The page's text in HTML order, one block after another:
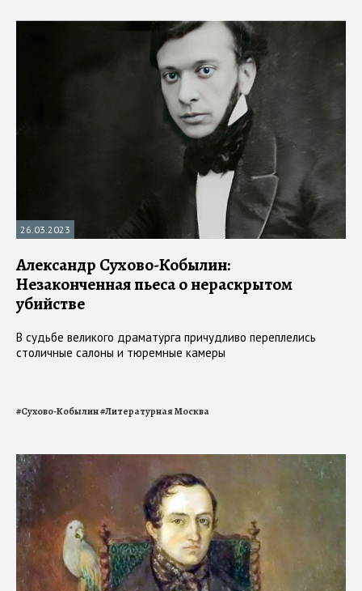
26.03.2023
Александр Сухово-Кобылин:
Незаконченная пьеса о нераскрытом
убийстве
В судьбе великого драматурга причудливо переплелись
столичные салоны и тюремные камеры
#Сухово-Кобылин#Литературная Москва